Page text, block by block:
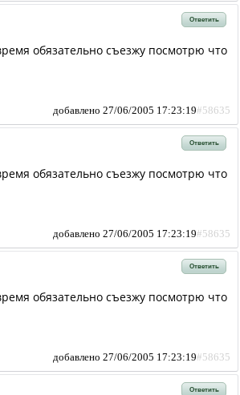
Ответить
обязательно съезжу посмотрю что
добавлено 27/06/2005 17:23:19#58635
Ответить
обязательно съезжу посмотрю что
добавлено 27/06/2005 17:23:19#58635
Ответить
обязательно съезжу посмотрю что
добавлено 27/06/2005 17:23:19#58635
Ответить